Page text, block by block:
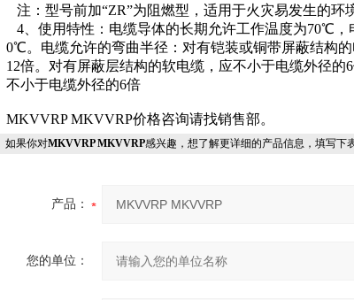
注：型号前加“ZR”为阻燃型，适用于火灾易发生的环
4、使用特性：电缆导体的长期允许工作温度为70℃，
0℃。电缆允许的弯曲半径：对有铠装或铜带屏蔽结构
12倍。对有屏蔽层结构的软电缆，应不小于电缆外径的
不小于电缆外径的6倍
MKVVRP MKVVRP价格咨询请找销售部。
如果你对MKVVRP MKVVRP感兴趣，想了解更详细的产品信息，填写下
产品：
您的单位：